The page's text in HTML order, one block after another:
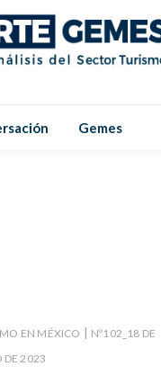
Gemes
EN MÉXICO | Nº102_18 DE
DE 2023